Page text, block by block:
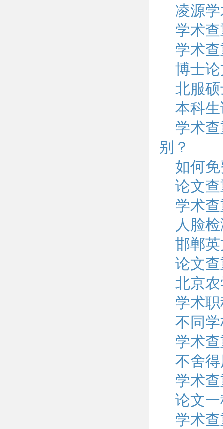
凌源
学术
学术
博士
北服
本科
学术
别？
如何
论文
学术
人脸
邯郸
论文
北京
学术
不同
学术
不舍
学术
论文
学术